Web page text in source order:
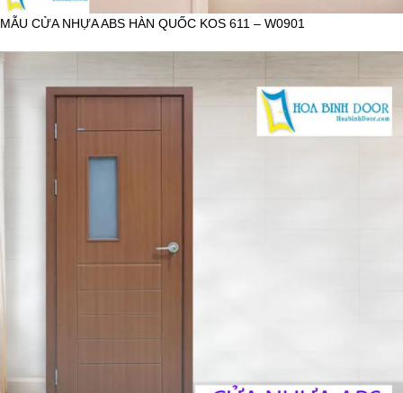
MẪU CỬA NHỰA ABS HÀN QUỐC KOS 611 – W0901